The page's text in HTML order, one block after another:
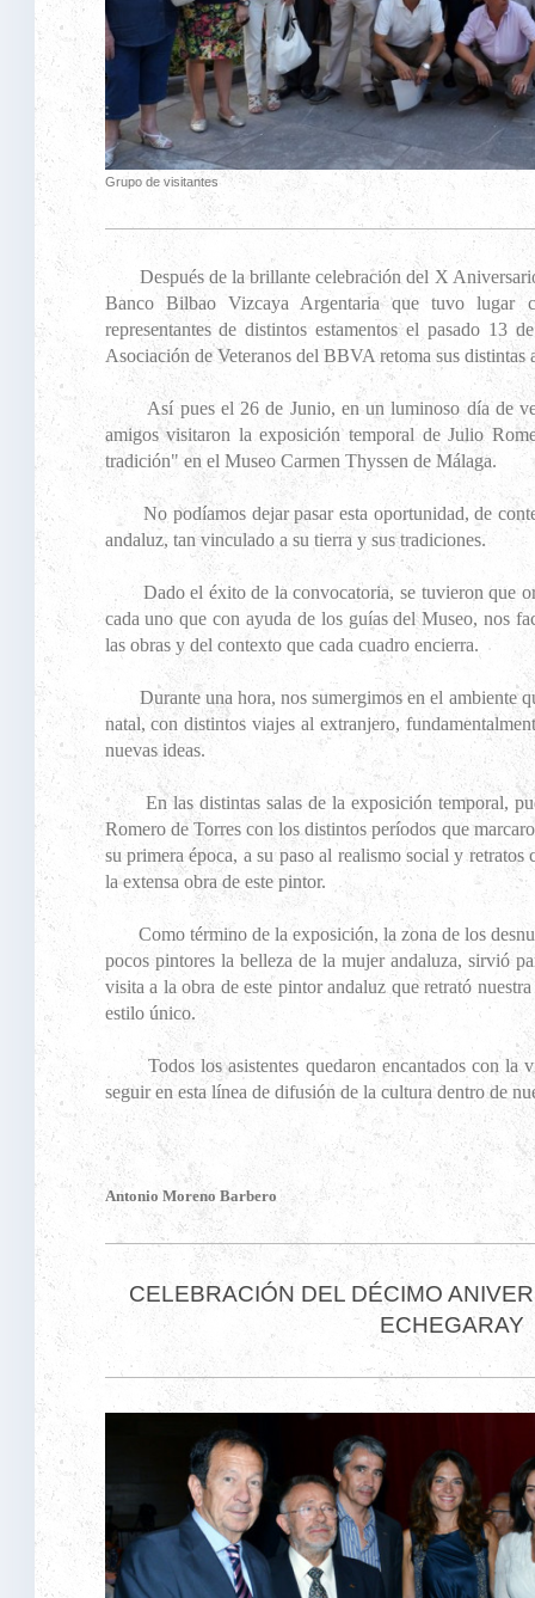
Grupo de visitantes
Después de la brillante celebración del X
Banco Bilbao Vizcaya Argentaria que tuvo
representantes de distintos estamentos el pasado 13
Asociación de Veteranos del BBVA retoma sus distintas
Así pues el 26 de Junio, en un luminoso día de
amigos visitaron la exposición temporal de Julio
tradición" en el Museo Carmen Thyssen de Málaga.
No podíamos dejar pasar esta oportunidad, de
andaluz, tan vinculado a su tierra y sus tradiciones.
Dado el éxito de la convocatoria, se tuvieron que
cada uno que con ayuda de los guías del Museo, nos
las obras y del contexto que cada cuadro encierra.
Durante una hora, nos sumergimos en el ambiente
natal, con distintos viajes al extranjero,
nuevas ideas.
En las distintas salas de la exposición temporal,
Romero de Torres con los distintos períodos que
su primera época, a su paso al realismo social y
la extensa obra de este pintor.
Como término de la exposición, la zona de los
pocos pintores la belleza de la mujer andaluza, sirvió
visita a la obra de este pintor andaluz que retrató
estilo único.
Todos los asistentes quedaron encantados con la
seguir en esta línea de difusión de la cultura dentro de
Antonio Moreno Barbero
CELEBRACIÓN DEL DÉCIMO
ECHEGARAY